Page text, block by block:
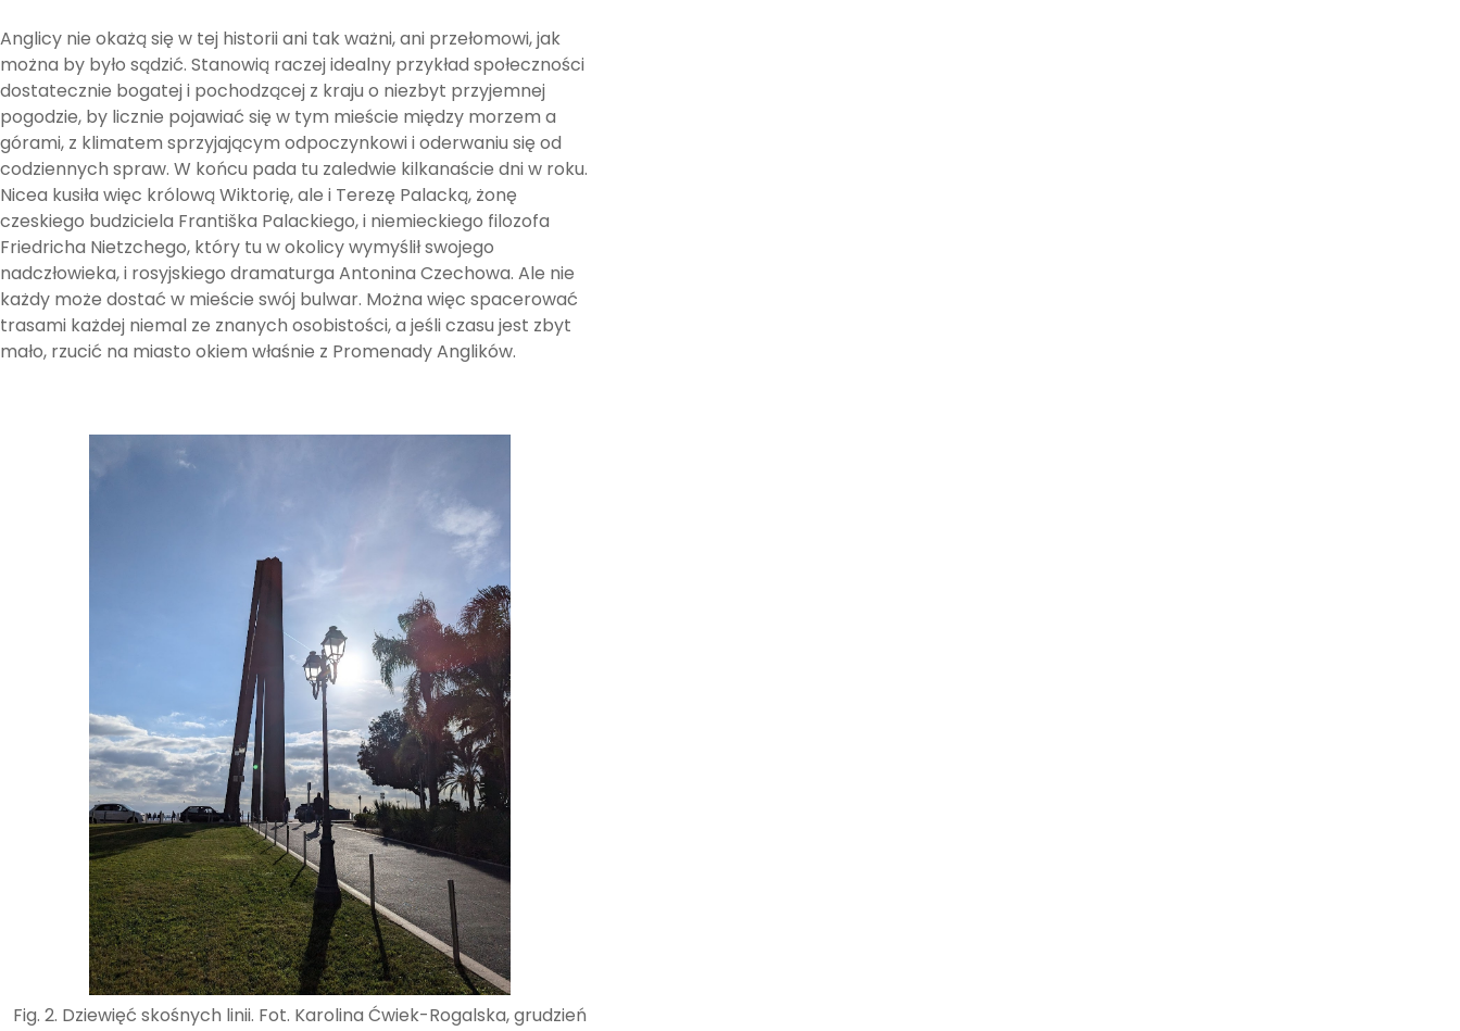
Anglicy nie okażą się w tej historii ani tak ważni, ani przełomowi, jak
można by było sądzić. Stanowią raczej idealny przykład społeczności
dostatecznie bogatej i pochodzącej z kraju o niezbyt przyjemnej
pogodzie, by licznie pojawiać się w tym mieście między morzem a
górami, z klimatem sprzyjającym odpoczynkowi i oderwaniu się od
codziennych spraw. W końcu pada tu zaledwie kilkanaście dni w roku.
Nicea kusiła więc królową Wiktorię, ale i Terezę Palacką, żonę
czeskiego budziciela Františka Palackiego, i niemieckiego filozofa
Friedricha Nietzchego, który tu w okolicy wymyślił swojego
nadczłowieka, i rosyjskiego dramaturga Antonina Czechowa. Ale nie
każdy może dostać w mieście swój bulwar. Można więc spacerować
trasami każdej niemal ze znanych osobistości, a jeśli czasu jest zbyt
mało, rzucić na miasto okiem właśnie z Promenady Anglików.
Fig. 2. Dziewięć skośnych linii. Fot. Karolina Ćwiek-Rogalska, grudzień